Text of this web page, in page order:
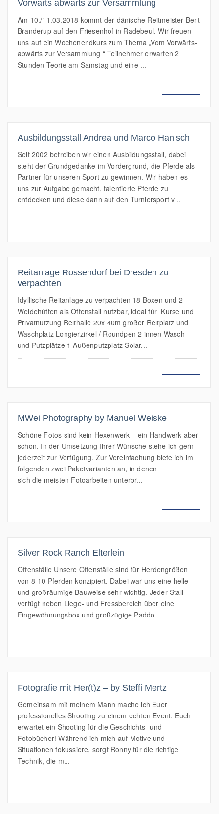
Vorwärts abwärts zur Versammlung
Am 10./11.03.2018 kommt der dänische Reitmeister Bent
Branderup auf den Friesenhof in Radebeul. Wir freuen
uns auf ein Wochenendkurs zum Thema „Vom Vorwärts-
abwärts zur Versammlung “ Teilnehmer erwarten 2
Stunden Teorie am Samstag und eine ...
Ausbildungsstall Andrea und Marco Hanisch
Seit 2002 betreiben wir einen Ausbildungsstall, dabei
steht der Grundgedanke im Vordergrund, die Pferde als
Partner für unseren Sport zu gewinnen. Wir haben es
uns zur Aufgabe gemacht, talentierte Pferde zu
entdecken und diese dann auf den Turniersport v...
Reitanlage Rossendorf bei Dresden zu
verpachten
Idyllische Reitanlage zu verpachten 18 Boxen und 2
Weidehütten als Offenstall nutzbar, ideal für Kurse und
Privatnutzung Reithalle 20x 40m großer Reitplatz und
Waschplatz Longierzirkel / Roundpen 2 innen Wasch-
und Putzplätze 1 Außenputzplatz Solar...
MWei Photography by Manuel Weiske
Schöne Fotos sind kein Hexenwerk – ein Handwerk aber
schon. In der Umsetzung Ihrer Wünsche stehe ich gern
jederzeit zur Verfügung. Zur Vereinfachung biete ich im
folgenden zwei Paketvarianten an, in denen
sich die meisten Fotoarbeiten unterbr...
Silver Rock Ranch Elterlein
Offenställe Unsere Offenställe sind für Herdengrößen
von 8-10 Pferden konzipiert. Dabei war uns eine helle
und großräumige Bauweise sehr wichtig. Jeder Stall
verfügt neben Liege- und Fressbereich über eine
Eingewöhnungsbox und großzügige Paddo...
Fotografie mit Her(t)z – by Steffi Mertz
Gemeinsam mit meinem Mann mache ich Euer
professionelles Shooting zu einem echten Event. Euch
erwartet ein Shooting für die Geschichts- und
Fotobücher! Während ich mich auf Motive und
Situationen fokussiere, sorgt Ronny für die richtige
Technik, die m...